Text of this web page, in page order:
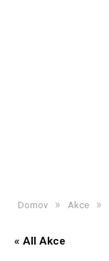
Domov » Akce »
« All Akce